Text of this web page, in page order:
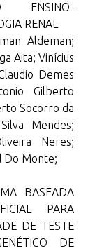
ENSINO-
RENAL
Aldeman;
Aita; Vinícius
Demes
Gilberto
Socorro da
Mendes;
Neres;
Do Monte;
BASEADA
PARA
DE TESTE
DE